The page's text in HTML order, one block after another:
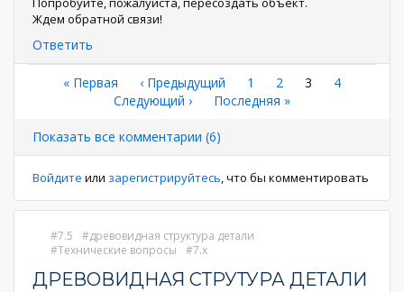
Ждем обратной связи!
Ответить
Нумерация
страниц
Первая
страница
« Первая ←
‹ Предыдущий Страница
1 Страница
2
Текущая
3 Страница
4
Следующая
Следующий ›
Последняя
Последняя »
Показать все комментарии (6)
Войдите или зарегистрируйтесь, что бы комментировать
7.5
древовидная структура детали
Технические вопросы
7.x
ДРЕВОВИДНАЯ СТРУТУРА ДЕТАЛИ